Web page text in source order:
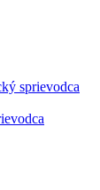
sprievodca